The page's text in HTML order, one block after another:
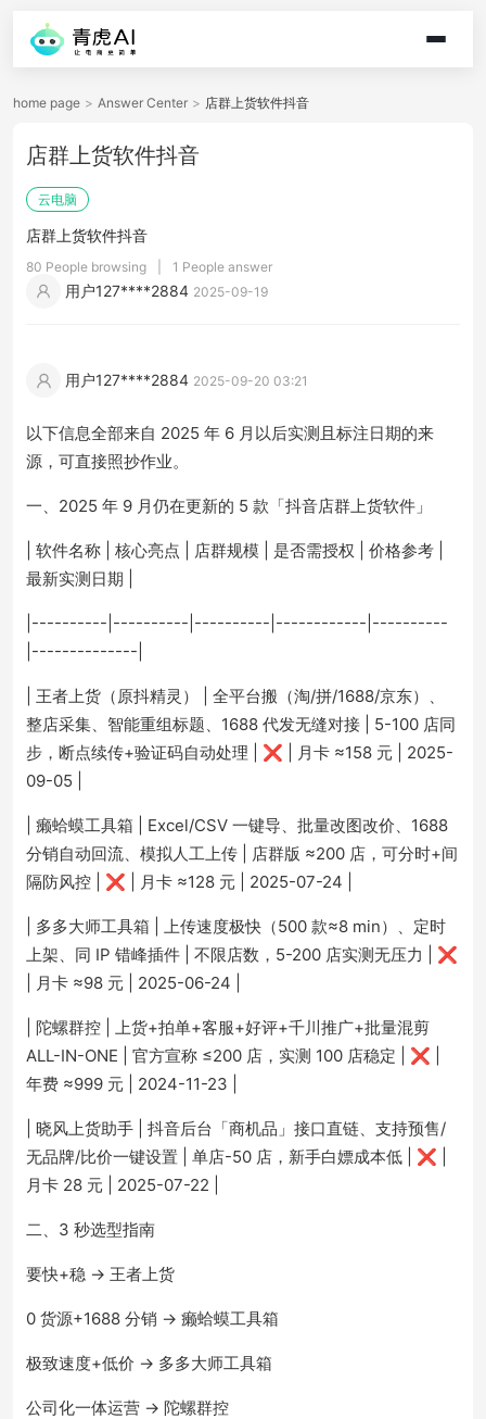
home page > Answer Center > 店群上货软件抖音
店群上货软件抖音
云电脑
店群上货软件抖音
80 People browsing 1 People answer
用户127****2884 2025-09-19
用户127****2884 2025-09-20 03:21
以下信息全部来自 2025 年 6 月以后实测且标注日期的来
源，可直接照抄作业。
一、2025 年 9 月仍在更新的 5 款「抖音店群上货软件」
| 软件名称 | 核心亮点 | 店群规模 | 是否需授权 | 价格参考 |
最新实测日期 |
|----------|----------|----------|------------|----------
|--------------|
| 王者上货（原抖精灵） | 全平台搬（淘/拼/1688/京东）、
整店采集、智能重组标题、1688 代发无缝对接 | 5-100 店同
步，断点续传+验证码自动处理 | ❌ | 月卡 ≈158 元 | 2025-
09-05 |
| 癞蛤蟆工具箱 | Excel/CSV 一键导、批量改图改价、1688
分销自动回流、模拟人工上传 | 店群版 ≈200 店，可分时+间
隔防风控 | ❌ | 月卡 ≈128 元 | 2025-07-24 |
| 多多大师工具箱 | 上传速度极快（500 款≈8 min）、定时
上架、同 IP 错峰插件 | 不限店数，5-200 店实测无压力 | ❌
| 月卡 ≈98 元 | 2025-06-24 |
| 陀螺群控 | 上货+拍单+客服+好评+千川推广+批量混剪
ALL-IN-ONE | 官方宣称 ≤200 店，实测 100 店稳定 | ❌ |
年费 ≈999 元 | 2024-11-23 |
| 晓风上货助手 | 抖音后台「商机品」接口直链、支持预售/
无品牌/比价一键设置 | 单店-50 店，新手白嫖成本低 | ❌ |
月卡 28 元 | 2025-07-22 |
二、3 秒选型指南
要快+稳 → 王者上货
0 货源+1688 分销 → 癞蛤蟆工具箱
极致速度+低价 → 多多大师工具箱
公司化一体运营 → 陀螺群控